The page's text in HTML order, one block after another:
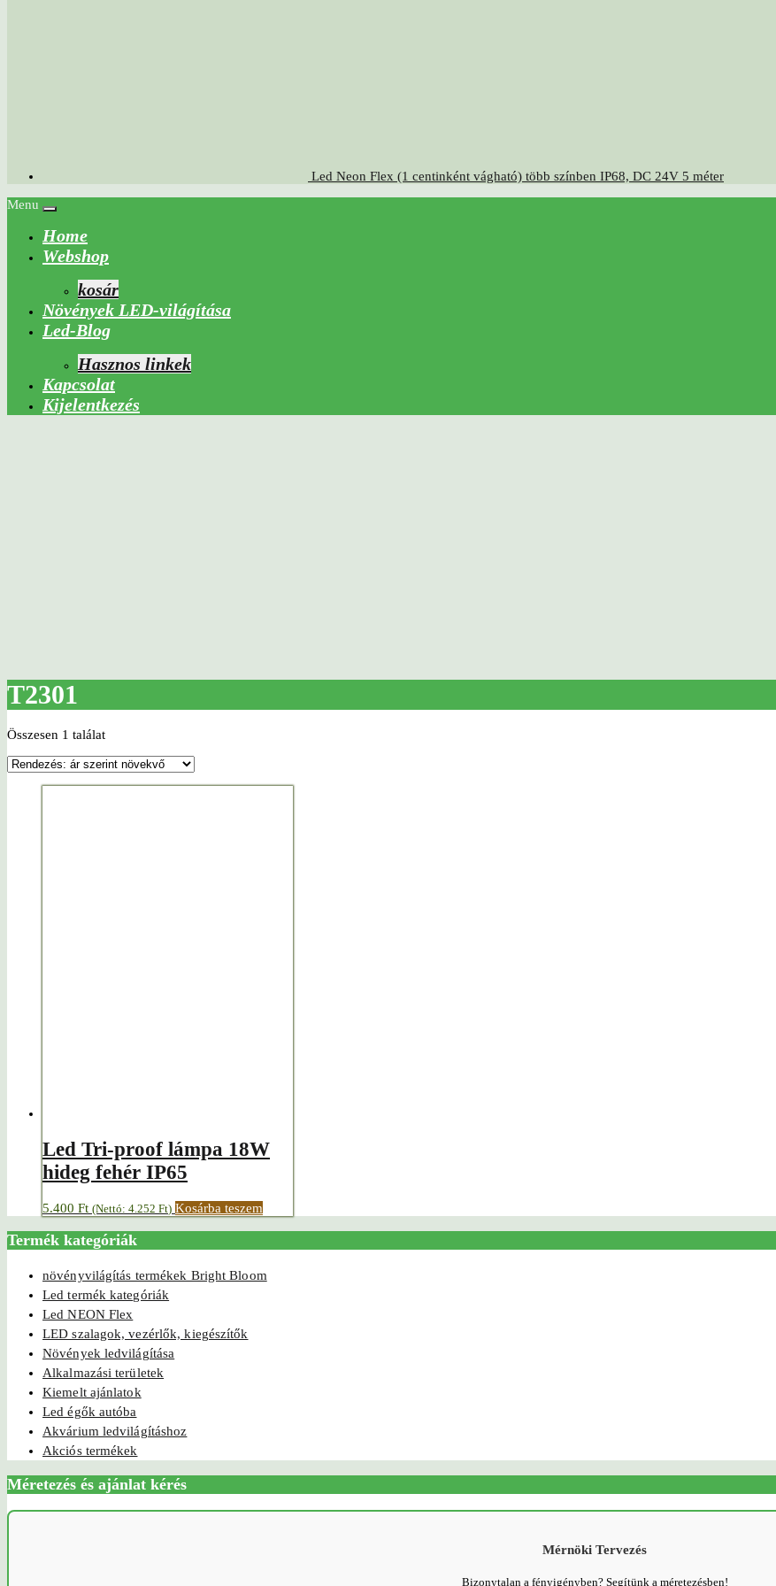
Led Neon Flex (1 centinként vágható) több színben IP68, DC 24V 5 méter
Menu
Home
Webshop
kosár
Növények LED-világítása
Led-Blog
Hasznos linkek
Kapcsolat
Kijelentkezés
T2301
Összesen 1 találat
Led Tri-proof lámpa 18W
hideg fehér IP65
5.400 Ft (Nettó: 4.252 Ft) Kosárba teszem
Termék kategóriák
növényvilágítás termékek Bright Bloom
Led termék kategóriák
Led NEON Flex
LED szalagok, vezérlők, kiegészítők
Növények ledvilágítása
Alkalmazási területek
Kiemelt ajánlatok
Led égők autóba
Akvárium ledvilágításhoz
Akciós termékek
Méretezés és ajánlat kérés
Mérnöki Tervezés
Bizonytalan a fényigényben? Segítünk a méretezésben!